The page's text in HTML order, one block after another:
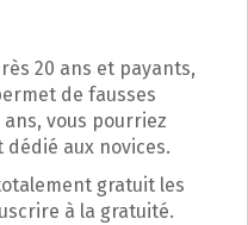
20 ans et payants,
de fausses
ans, vous pourriez
aux novices.
gratuit les
à la gratuité.